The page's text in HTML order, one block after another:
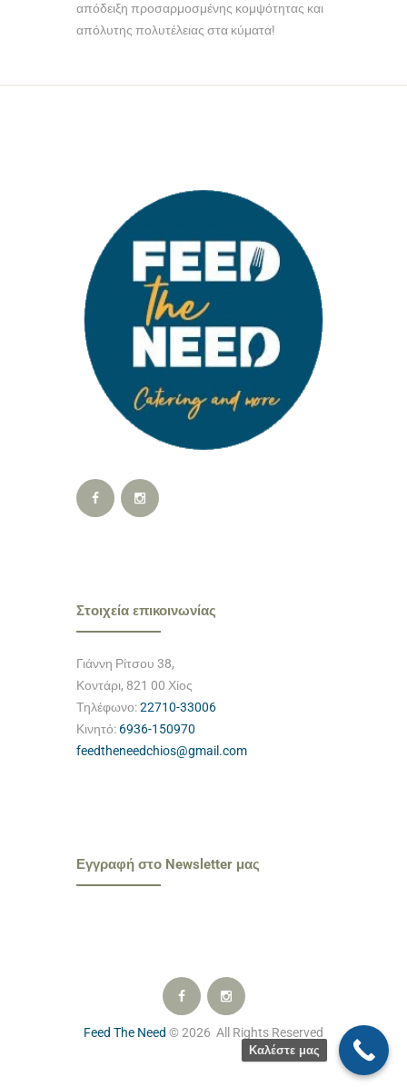
απόδειξη προσαρμοσμένης κομψότητας και
απόλυτης πολυτέλειας στα κύματα!
Στοιχεία επικοινωνίας
Γιάννη Ρίτσου 38,
Κοντάρι, 821 00 Χίος
Τηλέφωνο:22710-33006
Κινητό: 6936-150970
feedtheneedchios@gmail.com
Εγγραφή στο Newsletter μας
Feed The Need © 2026 All Rights Reserved
Καλέστε μας